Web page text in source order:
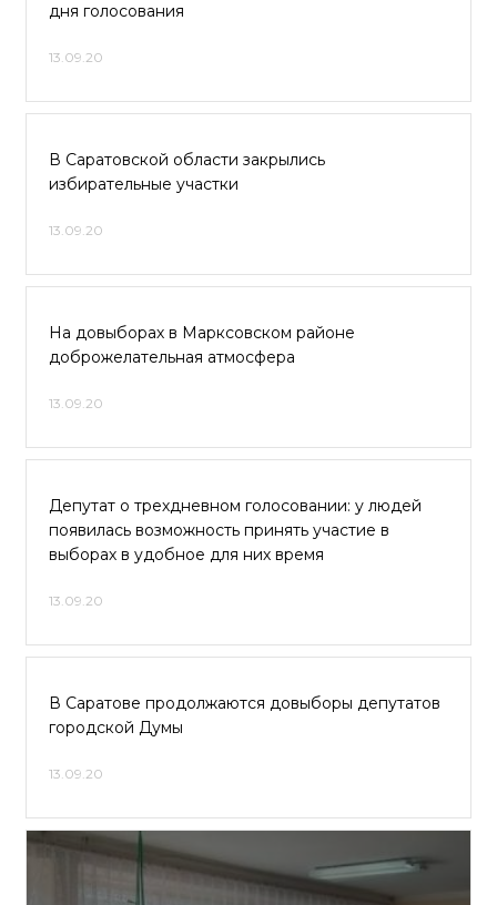
дня голосования
13.09.20
В Саратовской области закрылись
избирательные участки
13.09.20
На довыборах в Марксовском районе
доброжелательная атмосфера
13.09.20
Депутат о трехдневном голосовании: у людей
появилась возможность принять участие в
выборах в удобное для них время
13.09.20
В Саратове продолжаются довыборы депутатов
городской Думы
13.09.20